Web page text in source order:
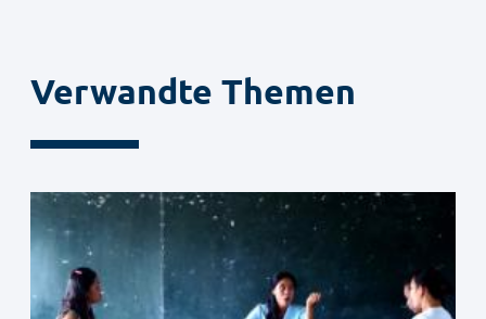
Verwandte Themen